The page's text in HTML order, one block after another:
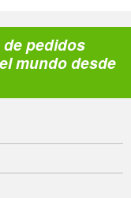
de pedidos
mundo desde